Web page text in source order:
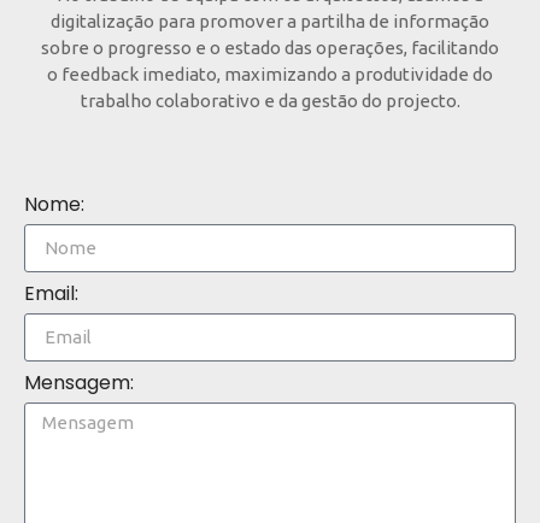
digitalização para promover a partilha de informação
sobre o progresso e o estado das operações, facilitando
o feedback imediato, maximizando a produtividade do
trabalho colaborativo e da gestão do projecto.
Nome:
Email:
Mensagem: